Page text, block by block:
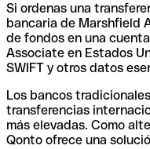
Si ordenas una
bancaria de Marshfield
de fondos en una
Associate en Estados
SWIFT y otros datos
Los bancos
transferencias
más elevadas. Como
Qonto ofrece una